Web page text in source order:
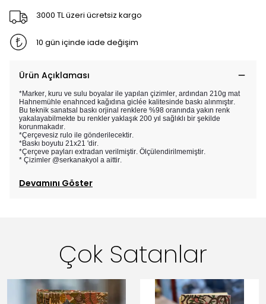
3000 TL üzeri ücretsiz kargo
10 gün içinde iade değişim
Ürün Açıklaması
*Marker, kuru ve sulu boyalar ile yapılan çizimler, ardından 210g mat
Hahnemühle enahnced kağıdına giclée kalitesinde baskı alınmıştır.
Bu teknik sanatsal baskı orjinal renklere %98 oranında yakın renk
yakalayabilmekte bu renkler yaklaşık 200 yıl sağlıklı bir şekilde
korunmakadır.
*Çerçevesiz rulo ile gönderilecektir.
*Baskı boyutu 21x21 'dir.
*Çerçeve payları extradan verilmiştir. Ölçülendirilmemiştir.
* Çizimler @serkanakyol a aittir.
Devamını Göster
Çok Satanlar